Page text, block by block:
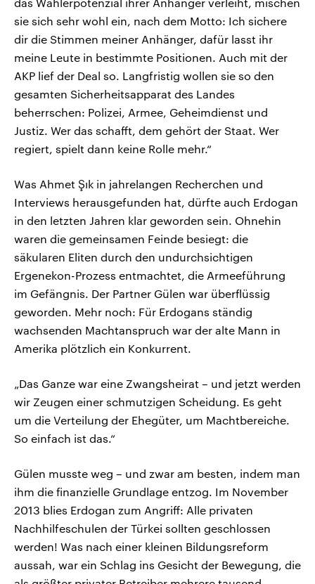
das Wählerpotenzial ihrer Anhänger verleiht, mischen
sie sich sehr wohl ein, nach dem Motto: Ich sichere
dir die Stimmen meiner Anhänger, dafür lasst ihr
meine Leute in bestimmte Positionen. Auch mit der
AKP lief der Deal so. Langfristig wollen sie so den
gesamten Sicherheitsapparat des Landes
beherrschen: Polizei, Armee, Geheimdienst und
Justiz. Wer das schafft, dem gehört der Staat. Wer
regiert, spielt dann keine Rolle mehr.“
Was Ahmet Şık in jahrelangen Recherchen und
Interviews herausgefunden hat, dürfte auch Erdogan
in den letzten Jahren klar geworden sein. Ohnehin
waren die gemeinsamen Feinde besiegt: die
säkularen Eliten durch den undurchsichtigen
Ergenekon-Prozess entmachtet, die Armeeführung
im Gefängnis. Der Partner Gülen war überflüssig
geworden. Mehr noch: Für Erdogans ständig
wachsenden Machtanspruch war der alte Mann in
Amerika plötzlich ein Konkurrent.
„Das Ganze war eine Zwangsheirat – und jetzt werden
wir Zeugen einer schmutzigen Scheidung. Es geht
um die Verteilung der Ehegüter, um Machtbereiche.
So einfach ist das.“
Gülen musste weg – und zwar am besten, indem man
ihm die finanzielle Grundlage entzog. Im November
2013 blies Erdogan zum Angriff: Alle privaten
Nachhilfeschulen der Türkei sollten geschlossen
werden! Was nach einer kleinen Bildungsreform
aussah, war ein Schlag ins Gesicht der Bewegung, die